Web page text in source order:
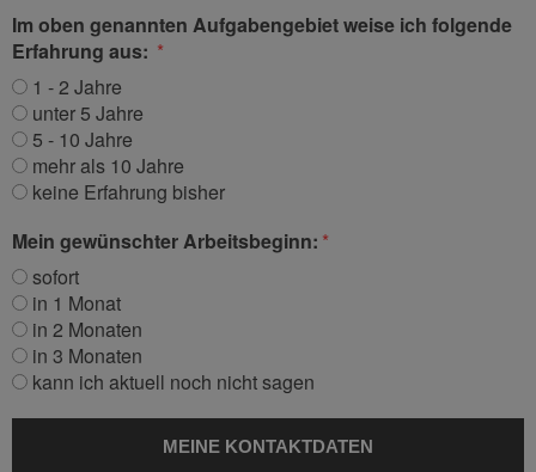
Im oben genannten Aufgabengebiet weise ich folgende
Erfahrung aus:
1 - 2 Jahre
unter 5 Jahre
5 - 10 Jahre
mehr als 10 Jahre
keine Erfahrung bisher
Mein gewünschter Arbeitsbeginn:
sofort
in 1 Monat
in 2 Monaten
in 3 Monaten
kann ich aktuell noch nicht sagen